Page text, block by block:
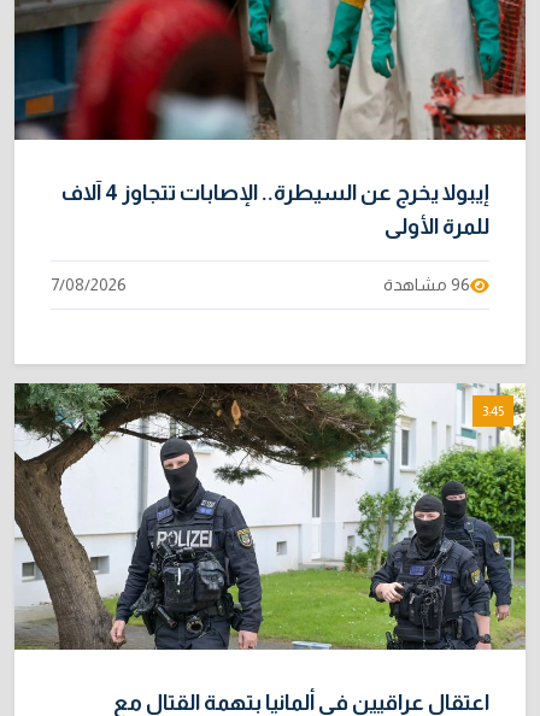
10
نائبة تحذر من اضطرابات بسبب تأخّر دفع رواتب
الموظفين
4/08/2026
إيبولا يخرج عن السيطرة.. الإصابات تتجاوز 4 آلاف
للمرة الأولى
96 مشاهدة 7/08/2026
3:45
اعتقال عراقيين في ألمانيا بتهمة القتال مع